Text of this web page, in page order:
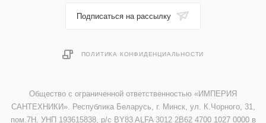
Подписаться на рассылку
ПОЛИТИКА КОНФИДЕНЦИАЛЬНОСТИ
Общество с ограниченной ответственностью «ИМПЕРИЯ
САНТЕХНИКИ». Республика Беларусь, г. Минск, ул. К.Чорного, 31,
пом.7Н. УНП 193615838, р/с BY83 ALFA 3012 2B62 4700 1027 0000 в